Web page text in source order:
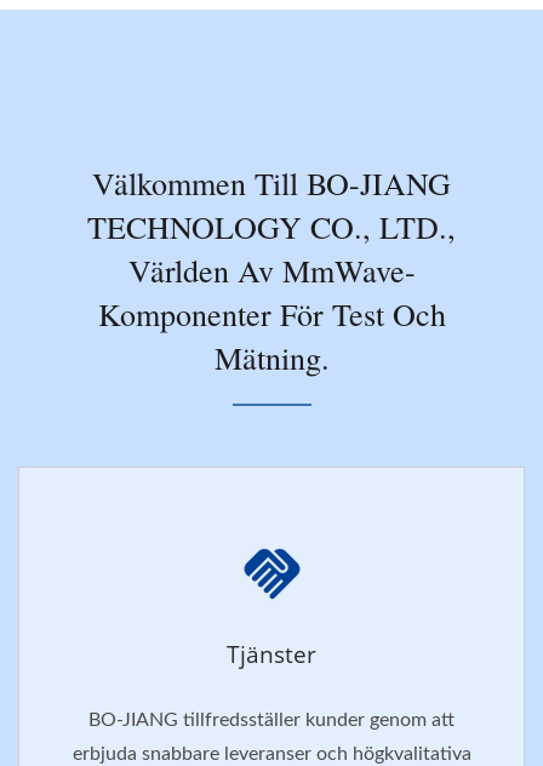
Välkommen Till BO-JIANG
TECHNOLOGY CO., LTD.,
Världen Av MmWave-
Komponenter För Test Och
Mätning.
Tjänster
BO-JIANG tillfredsställer kunder genom att
erbjuda snabbare leveranser och högkvalitativa